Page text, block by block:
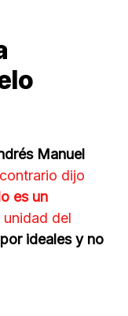
Manuel
dijo
es un
unidad del
ideales y no